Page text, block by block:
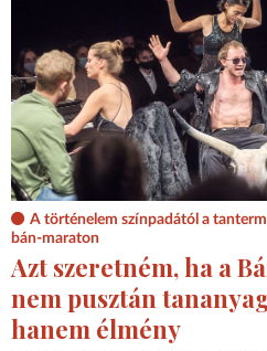
A történelem színpadától a
bán-maraton
Azt szeretném, ha a
nem pusztán
hanem élmény